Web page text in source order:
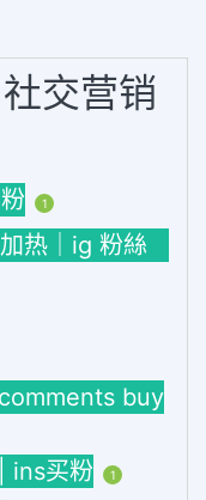
交营销
1
热｜ig 粉絲
buy
ins买粉 1